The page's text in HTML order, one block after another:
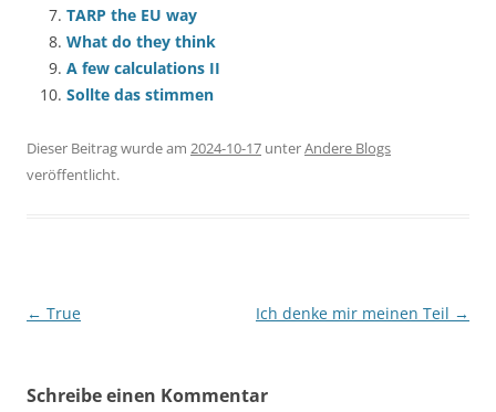
TARP the EU way
What do they think
A few calculations II
Sollte das stimmen
Dieser Beitrag wurde am 2024-10-17 unterAndere Blogs
veröffentlicht.
Beitragsnavigation
← True Ich denke mir meinen Teil →
Schreibe einen Kommentar